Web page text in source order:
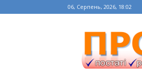
06, Серпень, 2026, 18:02